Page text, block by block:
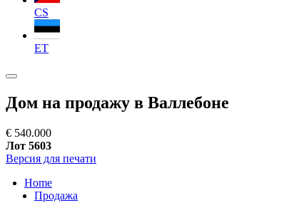
CS
ET
Дом на продажу в Валлебоне
€ 540.000
Лот 5603
Версия для печати
Home
Продажа